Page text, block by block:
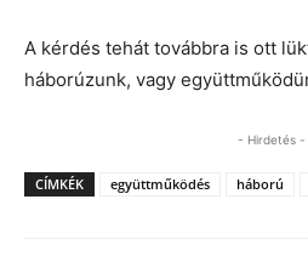
A kérdés tehát továbbra is ott
háborúzunk, vagy
- Hirdetés -
CÍMKÉK együttműködés háború